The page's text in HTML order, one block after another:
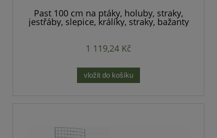
Past 100 cm na ptáky, holuby, straky,
jestřáby, slepice, králíky, straky, bažanty
1 119,24 Kč
vložit do košíku